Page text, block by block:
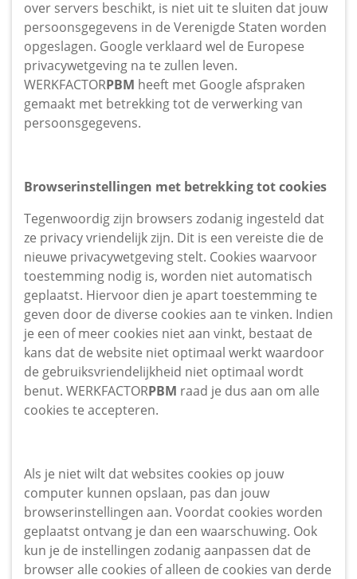
over servers beschikt, is niet uit te sluiten dat jouw
persoonsgegevens in de Verenigde Staten worden
opgeslagen. Google verklaard wel de Europese
privacywetgeving na te zullen leven.
WERKFACTORPBM heeft met Google afspraken
gemaakt met betrekking tot de verwerking van
persoonsgegevens.
Browserinstellingen met betrekking tot cookies
Tegenwoordig zijn browsers zodanig ingesteld dat
ze privacy vriendelijk zijn. Dit is een vereiste die de
nieuwe privacywetgeving stelt. Cookies waarvoor
toestemming nodig is, worden niet automatisch
geplaatst. Hiervoor dien je apart toestemming te
geven door de diverse cookies aan te vinken. Indien
je een of meer cookies niet aan vinkt, bestaat de
kans dat de website niet optimaal werkt waardoor
de gebruiksvriendelijkheid niet optimaal wordt
benut. WERKFACTORPBM raad je dus aan om alle
cookies te accepteren.
Als je niet wilt dat websites cookies op jouw
computer kunnen opslaan, pas dan jouw
browserinstellingen aan. Voordat cookies worden
geplaatst ontvang je dan een waarschuwing. Ook
kun je de instellingen zodanig aanpassen dat de
browser alle cookies of alleen de cookies van derde